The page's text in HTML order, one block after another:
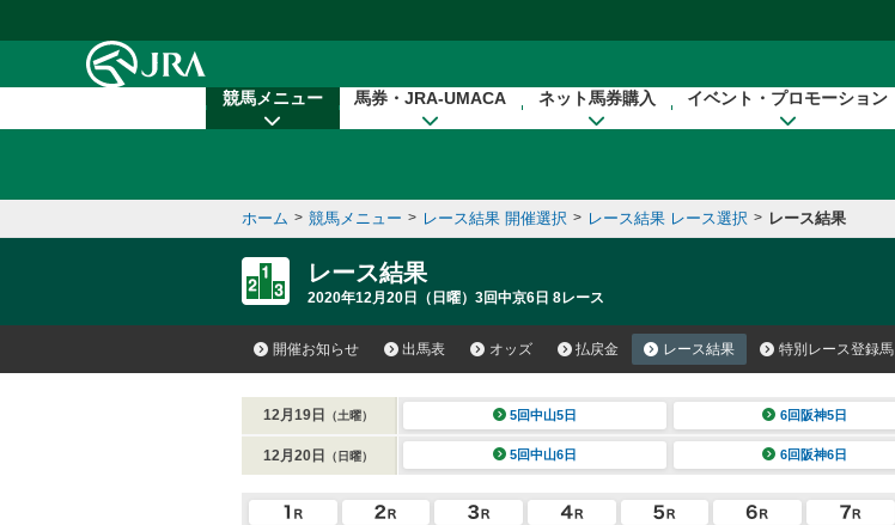
競馬メニュー 馬券・JRA-UMACA ネット馬券購入 イベント・プロモーション
ホーム > 競馬メニュー > レース結果 開催選択 > レース結果 レース選択 > レース結果
レース結果
2020年12月20日（日曜）3回中京6日 8レース
開催お知らせ 出馬表 オッズ 払戻金 レース結果 特別レース登録馬
12月19日 （土曜） 5回中山5日 6回阪神5日
12月20日 （日曜） 5回中山6日 6回阪神6日